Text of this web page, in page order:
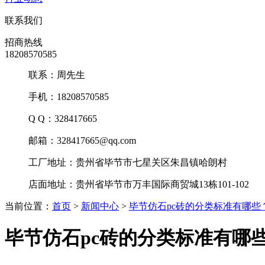
联系我们
招商热线
18208570585
联系：周先生
手机：18208570585
Q Q：328417665
邮箱：328417665@qq.com
工厂地址：贵州省毕节市七星关区朱昌镇哈朗村
店面地址：贵州省毕节市万丰国际商贸城13栋101-102
当前位置： 首页 > 新闻中心 > 毕节仿石pc砖的分类标准有哪些
毕节仿石pc砖的分类标准有哪